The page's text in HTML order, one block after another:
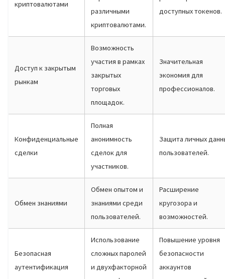
криптовалютами
различными
криптовалютами.
доступных токенов.
Доступ к закрытым
рынкам
Возможность
участия в рамках
закрытых
торговых
площадок.
Значительная
экономия для
профессионалов.
Конфиденциальные
сделки
Полная
анонимность
сделок для
участников.
Защита личных
пользователей.
Обмен знаниями
Обмен опытом и
знаниями среди
пользователей.
Расширение
кругозора и
возможностей.
Безопасная
аутентификация
Использование
сложных паролей
и двухфакторной
Повышение уровня
безопасности
аккаунтов